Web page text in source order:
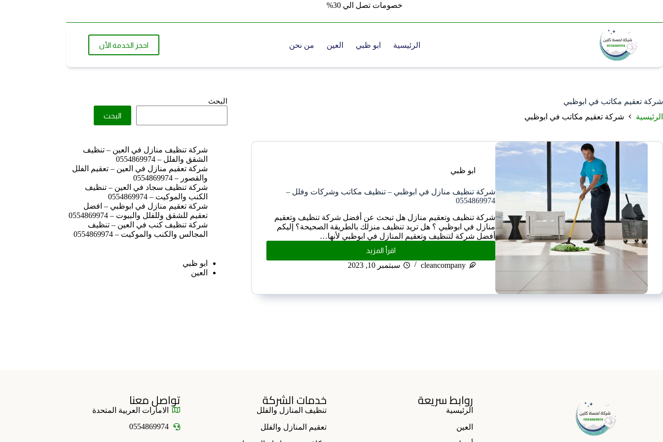
خصومات تصل الي 30%
الرئيسية ابو ظبي العين من نحن احجز الخدمة الأن
شركة تعقيم مكاتب في ابوظبي
الرئيسية
شركة تعقيم مكاتب في ابوظبي
ابو ظبي
شركة تنظيف منازل في ابوظبي – تنظيف مكاتب وشركات وفلل –
0554869974
شركة تنظيف وتعقيم منازل هل تبحث عن أفضل شركة تنظيف وتعقيم
منازل في ابوظبي ؟ هل تريد تنظيف منزلك بالطريقة الصحيحة؟ إليكم
أفضل شركة لتنظيف وتعقيم المنازل في ابوظبي لأنها…
اقرأ المزيد
cleancompany
سبتمبر 10, 2023
البحث
البحث
شركة تنظيف منازل في العين – تنظيف
الشقق والفلل – 0554869974
شركة تعقيم منازل في العين – تعقيم الفلل
والقصور – 0554869974
شركة تنظيف سجاد في العين – تنظيف
الكنب والموكيت – 0554869974
شركة تعقيم منازل في ابوظبي – افضل
تعقيم للشقق وللفلل والبيوت – 0554869974
شركة تنظيف كنب في العين – تنظيف
المجالس والكنب والموكيت – 0554869974
ابو ظبي
العين
روابط سريعة
الرئيسية
العين
خدمات الشركة
تنظيف المنازل والفلل
تعقيم المنازل والفلل
تواصل معنا
الامارات العربية المتحدة
0554869974